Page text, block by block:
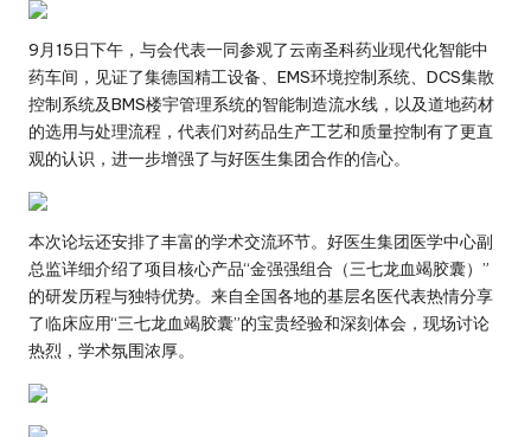
9月15日下午，与会代表一同参观了云南圣科药业现代化智能中
药车间，见证了集德国精工设备、EMS环境控制系统、DCS集散
控制系统及BMS楼宇管理系统的智能制造流水线，以及道地药材
的选用与处理流程，代表们对药品生产工艺和质量控制有了更直
观的认识，进一步增强了与好医生集团合作的信心。
本次论坛还安排了丰富的学术交流环节。好医生集团医学中心副
总监详细介绍了项目核心产品“金强强组合（三七龙血竭胶囊）”
的研发历程与独特优势。来自全国各地的基层名医代表热情分享
了临床应用“三七龙血竭胶囊”的宝贵经验和深刻体会，现场讨论
热烈，学术氛围浓厚。